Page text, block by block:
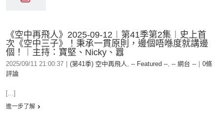
《空中再飛人》2025-09-12︱第41季第2集︱史上首
次《空中三子》！秉承一貫原則，邊個唔喺度就講邊
個！︱主持：寶堅、Nicky、囂
2025/09/11 21:00:37 (第41季) 空中再飛人, -- Featured --, -- 網台 --
0條
評論
[...]
進一步了解